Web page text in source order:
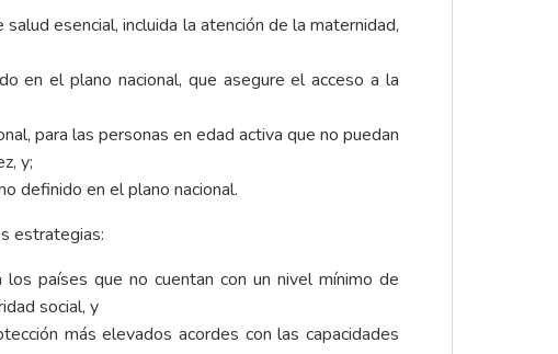
esencial, incluida la atención de la maternidad,
en el plano nacional, que asegure el acceso a la
para las personas en edad activa que no puedan
y;
definido en el plano nacional.
estrategias:
países que no cuentan con un nivel mínimo de
social, y
más elevados acordes con las capacidades